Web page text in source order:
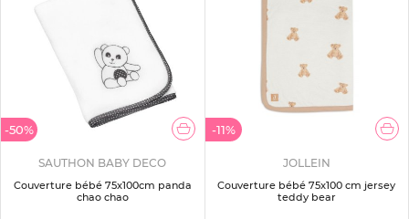
-50%
SAUTHON BABY DECO
Couverture bébé 75x100cm panda
chao chao
-11%
JOLLEIN
Couverture bébé 75x100 cm jersey
teddy bear